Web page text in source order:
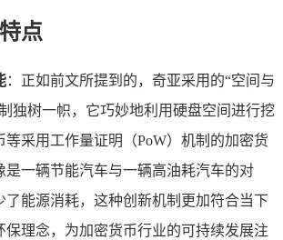
点
：正如前文所提到的，奇亚采用的“空间与
独树一帜，它巧妙地利用硬盘空间进行挖
等采用工作量证明（PoW）机制的加密货
是一辆节能汽车与一辆高油耗汽车的对
了能源消耗，这种创新机制更加符合当下
保理念，为加密货币行业的可持续发展注